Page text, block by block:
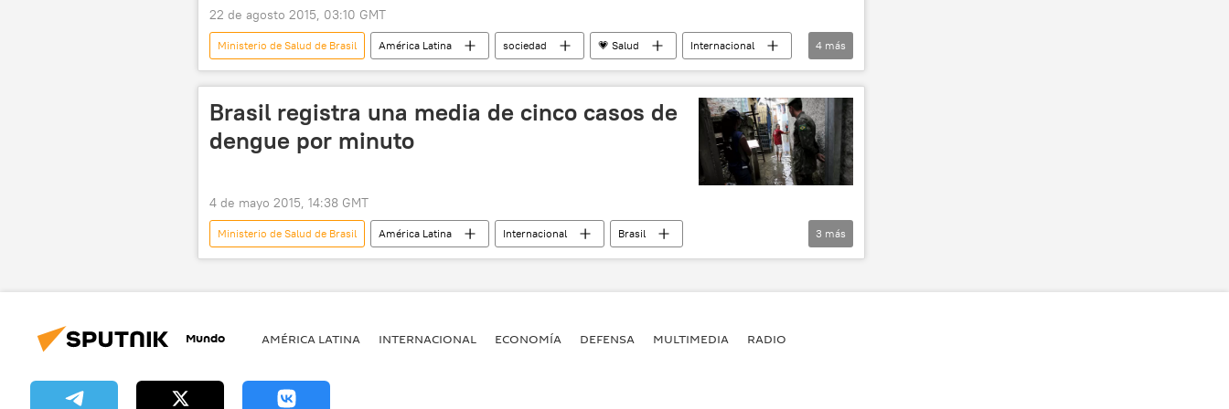
22 de agosto 2015, 03:10 GMT
Ministerio de Salud de Brasil América Latina sociedad 💗 Salud
Internacional
Brasil
Arthur Chioro Organización Mundial de Salud (OMS) noticias
4 más
Brasil registra una media de cinco casos de
dengue por minuto
4 de mayo 2015, 14:38 GMT
Ministerio de Salud de Brasil América Latina Internacional
Brasil
Organización Mundial de Salud (OMS)
dengue noticias
3 más
Mundo AMÉRICA LATINA INTERNACIONAL ECONOMÍA DEFENSA MULTIMEDIA RADIO